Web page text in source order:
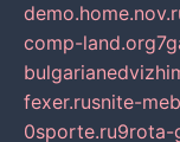
comp-land.org
fexer.rusnite-
0sporte.ru9rota-